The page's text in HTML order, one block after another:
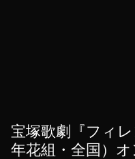
宝塚歌劇『フィ
年花組・全国）